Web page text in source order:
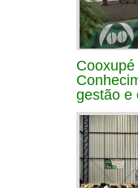
gestão e